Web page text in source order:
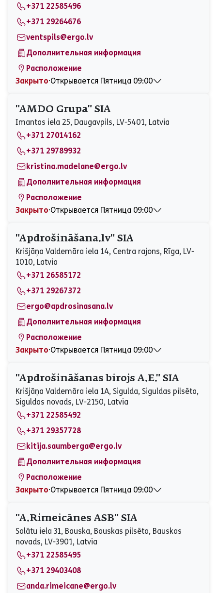
Пятница
08:00 - 17:00
Суббота
Закрыто
Воскресенье
+371 22585496
+371 29264676
ventspils@ergo.lv
Дополнительная информация
Расположение
Закрыто⋅Открывается Пятница 09:00
Вторник
09:00 - 17:00
Среда
09:00 - 17:00
Четверг
09:00 - 17:00
Пятница
09:00 - 17:00
Суббота
Закрыто
Воскресенье
"AMDO Grupa" SIA
Imantas iela 25, Daugavpils, LV-5401, Latvia
+371 27014162
+371 29789932
kristina.madelane@ergo.lv
Дополнительная информация
Расположение
Закрыто⋅Открывается Пятница 09:00
Вторник
09:00 - 17:00
Среда
09:00 - 17:00
Четверг
09:00 - 17:00
Пятница
Суббота
Закрыто
Воскресенье
Закрыто
"Apdrošināšana.lv" SIA
Krišjāņa Valdemāra iela 14, Centra rajons, Rīga, LV-
1010, Latvia
+371 26585172
+371 29267372
ergo@apdrosinasana.lv
Дополнительная информация
Расположение
Закрыто⋅Открывается Пятница 09:00
Вторник
09:00 - 13:00, 14:00 - 17:00
Среда
09:00 - 13:00, 14:00 - 17:00
Четверг
09:00 - 13:00, 14:00 - 17:00
Пятница
09:00 - 13:00, 14:00 - 17:00
Суббота
Закрыто
Воскресенье
Закрыто
"Apdrošināšanas birojs A.E." SIA
Krišjāņa Valdemāra iela 1A, Sigulda, Siguldas pilsēta,
Siguldas novads, LV-2150, Latvia
+371 22585492
+371 29357728
kitija.saumberga@ergo.lv
Дополнительная информация
Расположение
Закрыто⋅Открывается Пятница 09:00
Вторник
09:00 - 15:00
Среда
09:00 - 15:00
Четверг
09:00 - 15:00
Пятница
09:00 - 15:00
Суббота
Закрыто
Воскресенье
Закрыто
"A.Rimeicānes ASB" SIA
Salātu iela 31, Bauska, Bauskas pilsēta, Bauskas
novads, LV-3901, Latvia
+371 22585495
+371 29403408
anda.rimeicane@ergo.lv